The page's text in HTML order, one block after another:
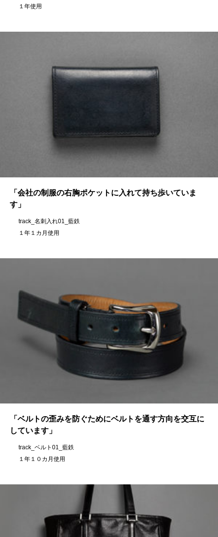
１年使用
「会社の制服の右胸ポケットに入れて持ち歩いていま
す」
track_名刺入れ01_藍鉄
１年１カ月使用
「ベルトの歪みを防ぐためにベルトを通す方向を交互に
しています」
track_ベルト01_藍鉄
１年１０カ月使用